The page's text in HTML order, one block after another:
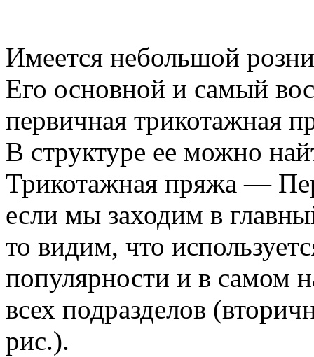
Имеется небольшой
Его основной и самый
первичная трикотажная
В структуре ее можно
Трикотажная пряжа —
если мы заходим в
то видим, что
популярности и в самом
всех подразделов
рис.).